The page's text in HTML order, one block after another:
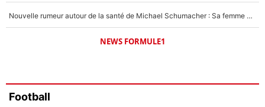
Nouvelle rumeur autour de la santé de Michael Schumacher : Sa femme Corinna sort du silence
NEWS FORMULE1
Football